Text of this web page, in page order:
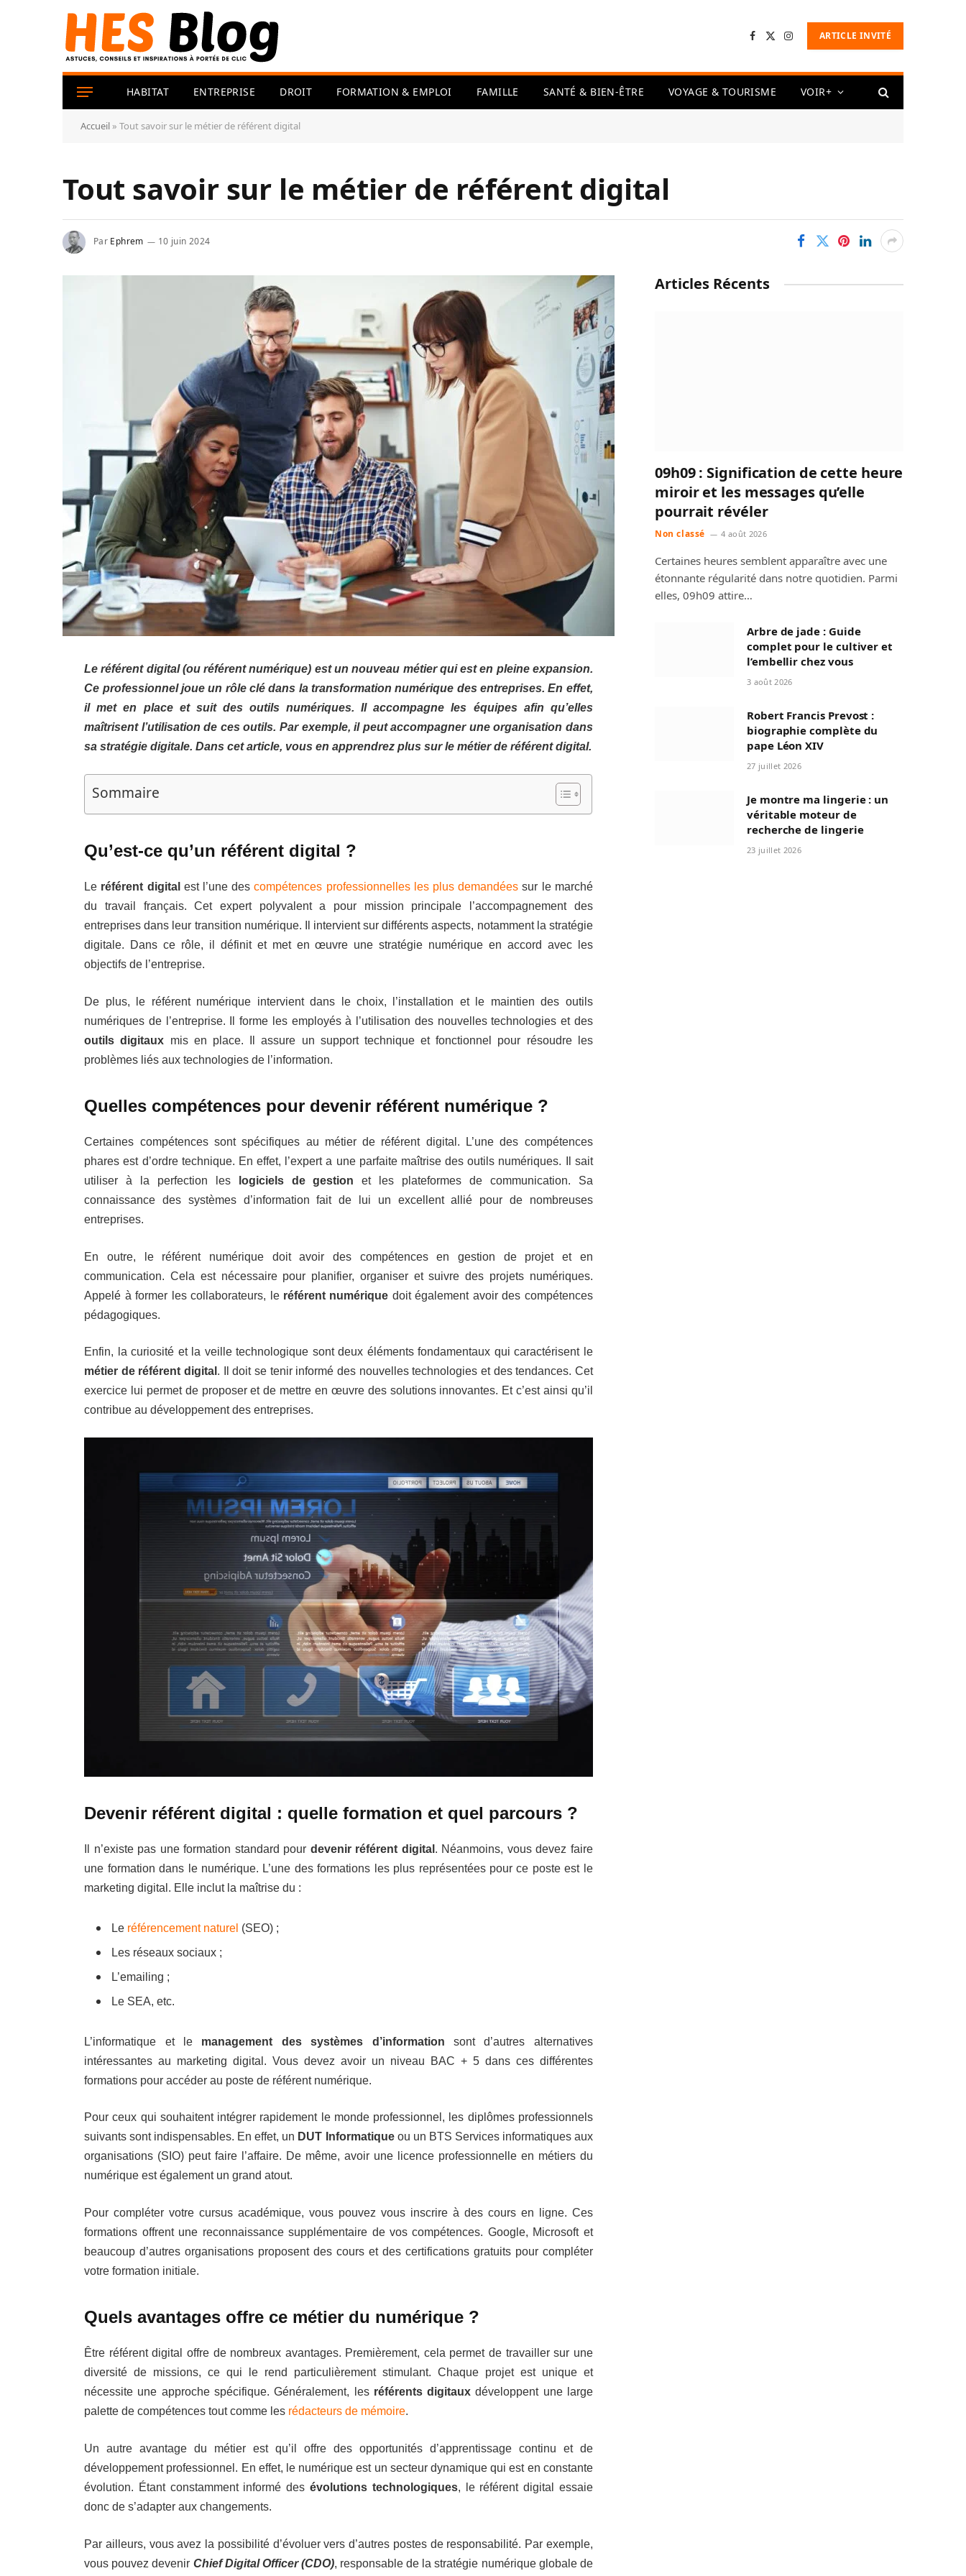
Facebook
X
InstagramARTICLE INVITÉ
HABITAT ENTREPRISE DROIT FORMATION & EMPLOI FAMILLE SANTÉ & BIEN-ÊTRE VOYAGE & TOURISME VOIR+
Accueil » Tout savoir sur le métier de référent digital
Tout savoir sur le métier de référent digital
Par Ephrem 10 juin 2024
Le référent digital (ou référent numérique) est un nouveau métier qui est en pleine expansion.
Ce professionnel joue un rôle clé dans la transformation numérique des entreprises. En effet,
il met en place et suit des outils numériques. Il accompagne les équipes afin qu’elles
maîtrisent l’utilisation de ces outils. Par exemple, il peut accompagner une organisation dans
sa stratégie digitale. Dans cet article, vous en apprendrez plus sur le métier de référent digital.
Sommaire
Qu’est-ce qu’un référent digital ?
Le référent digital est l’une descompétences professionnelles les plus demandées sur le marché
du travail français. Cet expert polyvalent a pour mission principale l’accompagnement des
entreprises dans leur transition numérique. Il intervient sur différents aspects, notamment la stratégie
digitale. Dans ce rôle, il définit et met en œuvre une stratégie numérique en accord avec les
objectifs de l’entreprise.
De plus, le référent numérique intervient dans le choix, l’installation et le maintien des outils
numériques de l’entreprise. Il forme les employés à l’utilisation des nouvelles technologies et des
outils digitaux mis en place. Il assure un support technique et fonctionnel pour résoudre les
problèmes liés aux technologies de l’information.
Quelles compétences pour devenir référent numérique ?
Certaines compétences sont spécifiques au métier de référent digital. L’une des compétences
phares est d’ordre technique. En effet, l’expert a une parfaite maîtrise des outils numériques. Il sait
utiliser à la perfection les
logiciels de gestion et les plateformes de communication. Sa
connaissance des systèmes d’information fait de lui un excellent allié pour de nombreuses
entreprises.
En outre, le référent numérique doit avoir des compétences en gestion de projet et en
communication. Cela est nécessaire pour planifier, organiser et suivre des projets numériques.
Appelé à former les collaborateurs, le référent numérique doit également avoir des compétences
pédagogiques.
Enfin, la curiosité et la veille technologique sont deux éléments fondamentaux qui caractérisent le
métier de référent digital . Il doit se tenir informé des nouvelles technologies et des tendances. Cet
exercice lui permet de proposer et de mettre en œuvre des solutions innovantes. Et c’est ainsi qu’il
contribue au développement des entreprises.
Devenir référent digital : quelle formation et quel parcours ?
Il n’existe pas une formation standard pour devenir référent digital . Néanmoins, vous devez faire
une formation dans le numérique. L’une des formations les plus représentées pour ce poste est le
marketing digital. Elle inclut la maîtrise du :
Le référencement naturel (SEO) ;
Les réseaux sociaux ;
L’emailing ;
Le SEA, etc.
L’informatique et le management des systèmes d’information sont d’autres alternatives
intéressantes au marketing digital. Vous devez avoir un niveau BAC + 5 dans ces différentes
formations pour accéder au poste de référent numérique.
Pour ceux qui souhaitent intégrer rapidement le monde professionnel, les diplômes professionnels
suivants sont indispensables. En effet, un DUT Informatiqueou un BTS Services informatiques aux
organisations (SIO) peut faire l’affaire. De même, avoir une licence professionnelle en métiers du
numérique est également un grand atout.
Pour compléter votre cursus académique, vous pouvez vous inscrire à des cours en ligne. Ces
formations offrent une reconnaissance supplémentaire de vos compétences. Google, Microsoft et
beaucoup d’autres organisations proposent des cours et des certifications gratuits pour compléter
votre formation initiale.
Quels avantages offre ce métier du numérique ?
Être référent digital offre de nombreux avantages. Premièrement, cela permet de travailler sur une
diversité de missions, ce qui le rend particulièrement stimulant. Chaque projet est unique et
nécessite une approche spécifique. Généralement, les référents digitaux développent une large
palette de compétences tout comme les rédacteurs de mémoire.
Un autre avantage du métier est qu’il offre des opportunités d’apprentissage continu et de
développement professionnel. En effet, le numérique est un secteur dynamique qui est en constante
évolution. Étant constamment informé des évolutions technologiques, le référent digital essaie
donc de s’adapter aux changements.
Par ailleurs, vous avez la possibilité d’évoluer vers d’autres postes de responsabilité. Par exemple,
vous pouvez devenir Chief Digital Officer (CDO), responsable de la stratégie numérique globale de
Articles Récents
09h09 : Signification de cette heure
miroir et les messages qu’elle
pourrait révéler
Non classé 4 août 2026
Certaines heures semblent apparaître avec une
étonnante régularité dans notre quotidien. Parmi
elles, 09h09 attire…
Arbre de jade : Guide
complet pour le cultiver et
l’embellir chez vous
3 août 2026
Robert Francis Prevost :
biographie complète du
pape Léon XIV
27 juillet 2026
Je montre ma lingerie : un
véritable moteur de
recherche de lingerie
23 juillet 2026